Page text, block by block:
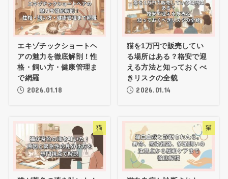
エキゾチックショートヘ
アの魅力を徹底解剖！性
格・飼い方・健康管理ま
で網羅
2026.01.18
猫を1万円で販売してい
る場所はある？格安で迎
える方法と知っておくべ
きリスクの全貌
2026.01.14
猫 猫